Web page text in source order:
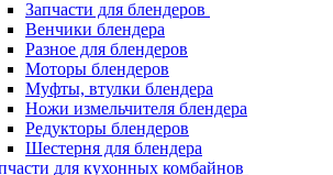
Запчасти для блендеров
Венчики блендера
Разное для блендеров
Моторы блендеров
Муфты, втулки блендера
Ножи измельчителя блендера
Редукторы блендеров
Шестерня для блендера
для кухонных комбайнов